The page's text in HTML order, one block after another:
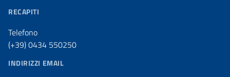
RECAPITI
Telefono
(+39) 0434 550250
INDIRIZZI EMAIL